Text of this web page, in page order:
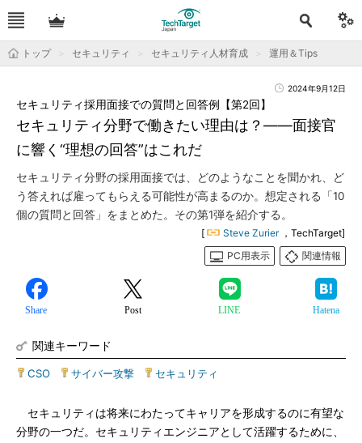
トップ セキュリティ セキュリティ人材育成 運用＆Tips
2024年9月12日
セキュリティ分野で働きたい理由は？――面接官
に響く“理想の回答”はこれだ
セキュリティ採用面接での質問と回答例【第2回】
セキュリティ分野の採用面接では、どのようなことを聞かれ、ど
う答えれば雇ってもらえる可能性が高まるのか。想定される「10
個の質問と回答」をまとめた。その第1弾を紹介する。
[ Steve Zurier ，TechTarget]
PC用表示
関連情報
Share Post LINE Hatena
関連キーワード
CSO サイバー攻撃 セキュリティ
セキュリティは将来にわたってキャリアを形成するのに有望な
分野の一つだ。セキュリティエンジニアとして活躍するために、